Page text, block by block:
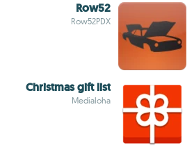
Row52
Row52PDX
Christmas gift list
Medialoha